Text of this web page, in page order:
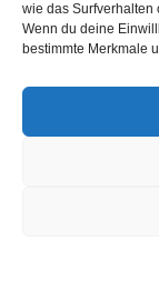
wie das Surfverhalten
Wenn du deine
bestimmte Merkmale
Das ist die
Webseite des